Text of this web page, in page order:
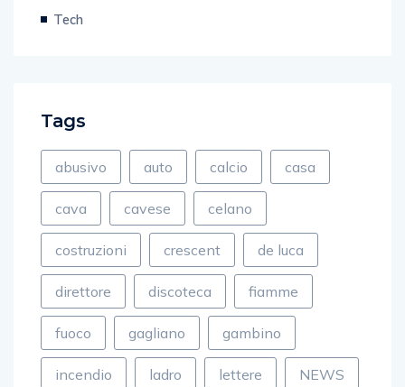
Tech
Tags
abusivo auto calcio casa
cava cavese celano
costruzioni crescent de luca
direttore discoteca fiamme
fuoco gagliano gambino
incendio ladro lettere NEWS